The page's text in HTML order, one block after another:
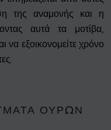
της αναμονής και η
αυτά τα μοτίβα,
να εξοικονομείτε χρόνο
ΟΥΡΏΝ